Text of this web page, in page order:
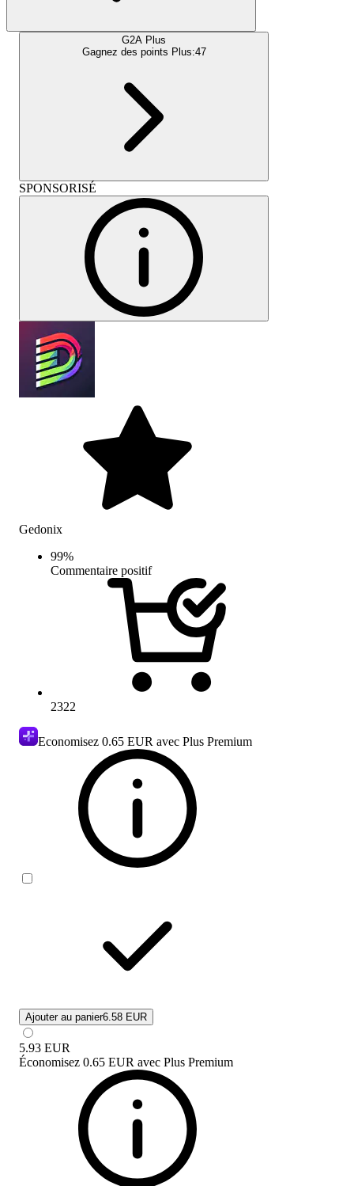
G2A Plus
Gagnez des points Plus:47
SPONSORISÉ
Gedonix
99%
Commentaire positif
2322
Economisez 0.65 EUR avec Plus Premium
Ajouter au panier6.58 EUR
5.93 EUR
Économisez 0.65 EUR avec Plus Premium